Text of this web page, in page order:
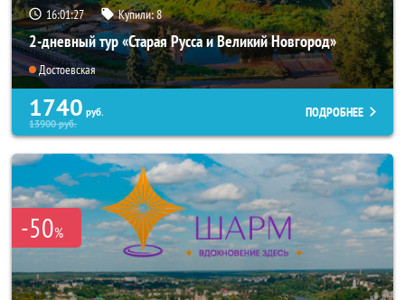
16:01:26 Купили:8
2-дневный тур «Старая Русса и Великий Новгород»
Достоевская
1740 руб.
13900руб.
ПОДРОБНЕЕ
-50%